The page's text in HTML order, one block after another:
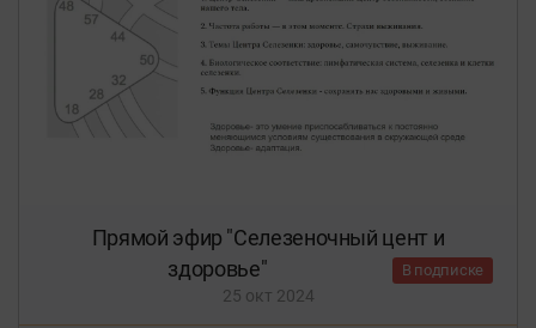
Прямой эфир "Селезеночный цент и
здоровье"
В подписке
25 окт 2024